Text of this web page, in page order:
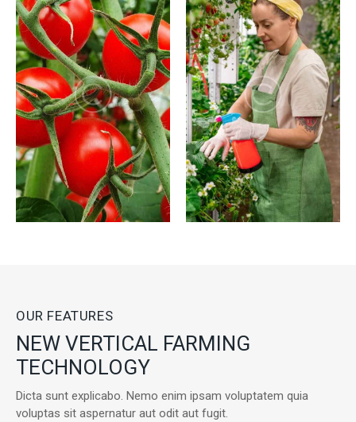
OUR FEATURES
NEW VERTICAL FARMING
TECHNOLOGY
Dicta sunt explicabo. Nemo enim ipsam voluptatem quia
voluptas sit aspernatur aut odit aut fugit.